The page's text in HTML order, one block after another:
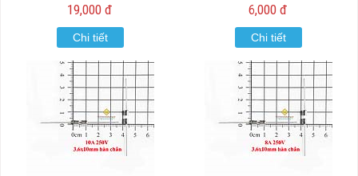
19,000 đ
Chi tiết
6,000 đ
Chi tiết